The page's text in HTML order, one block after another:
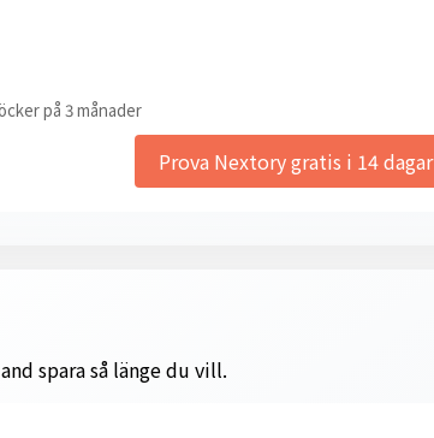
på 3 månader
Prova Nextory gratis i 14 dagar
spara så länge du vill.